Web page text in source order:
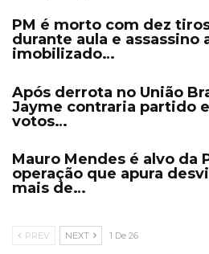
PM é morto com dez
durante aula e assassino
imobilizado…
Após derrota no União
Jayme contraria partido
votos…
Mauro Mendes é alvo da
operação que apura
mais de…
PREV NEXT 1 De 26